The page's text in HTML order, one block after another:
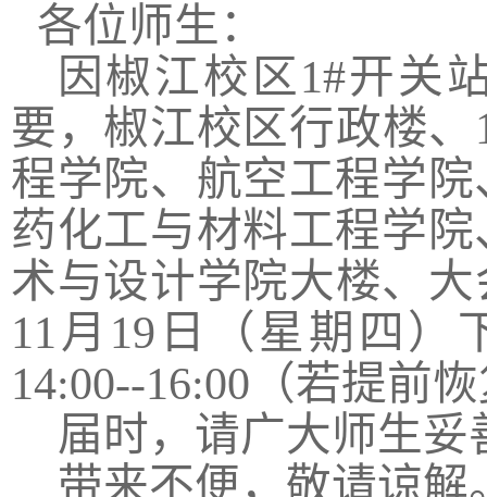
各位师生：
因椒江校区1#开关
要，椒江校区行政楼、
程学院、航空工程学
药化工与材料工程学
术与设计学院大楼、
11 月 19 日（星期四）
14:00--16:00 （若提前
届时，请广大师生
带来不便，敬请谅解